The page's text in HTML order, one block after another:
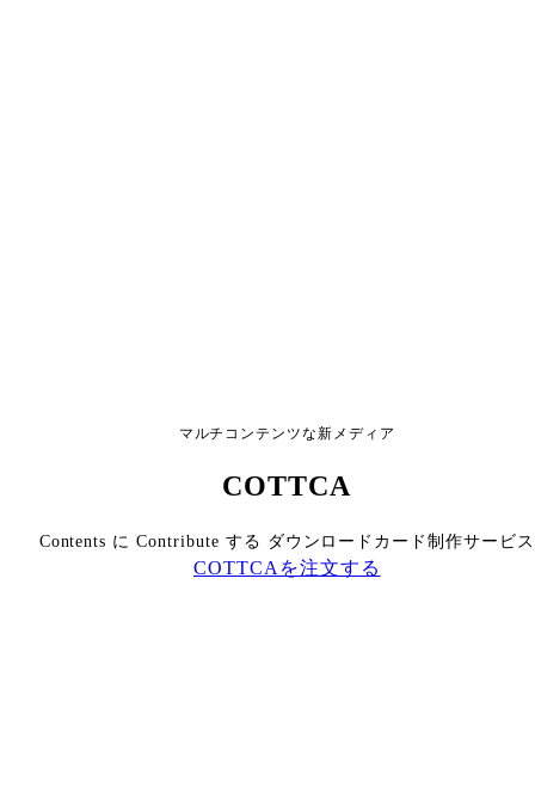
マルチコンテンツな新メディア
COTTCA
Contents に Contribute する ダウンロードカード制作サービス
COTTCAを注文する